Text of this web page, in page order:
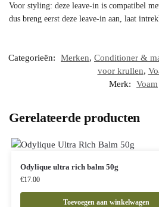
Voor styling: deze leave-in is compatibel
dus breng eerst deze leave-in aan, laat
Categorieën: Merken, Conditioner &
voor krullen,
Merk:
Voam
Gerelateerde producten
Odylique ultra rich balm 50g
€17.00
Toevoegen aan winkelwagen